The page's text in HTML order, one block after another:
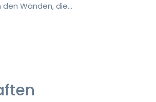
Wänden, die...